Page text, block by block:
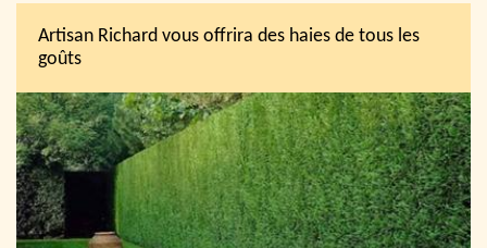
Artisan Richard vous offrira des haies de tous les
goûts